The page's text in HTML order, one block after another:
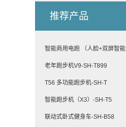
推荐产品
智能商用电跑 （人脸+双屏智能
老年跑步机V9-SH-T899
T56 多功能跑步机-SH-T
智能跑步机（X3）-SH-T5
联动式卧式健身车-SH-B58